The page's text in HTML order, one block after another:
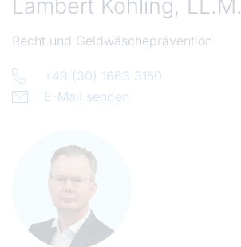
Lambert Köhling, LL.M.
Recht und Geldwäscheprävention
+49 (30) 1663 3150
E-Mail senden